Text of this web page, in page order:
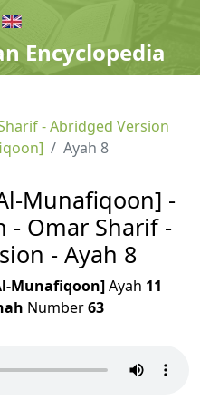
Encyclopedia
- Abridged Version
Ayah 8
Munafiqoon] -
- Omar Sharif -
- Ayah 8
Munafiqoon]Ayah 11
Number63